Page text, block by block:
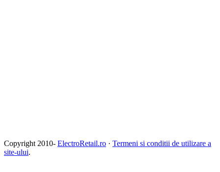
Copyright 2010- ElectroRetail.ro · Termeni si conditii de utilizare a
site-ului.